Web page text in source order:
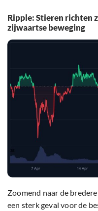
Ripple: Stieren richten
zijwaartse beweging
Zoomend naar de
een sterk geval voor de